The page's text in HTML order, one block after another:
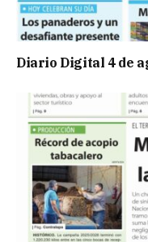
Diario Digital 4 de